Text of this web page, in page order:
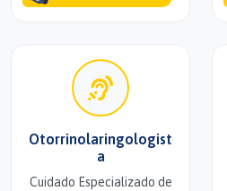
Otorrinolaringologist
a
Cuidado Especializado de